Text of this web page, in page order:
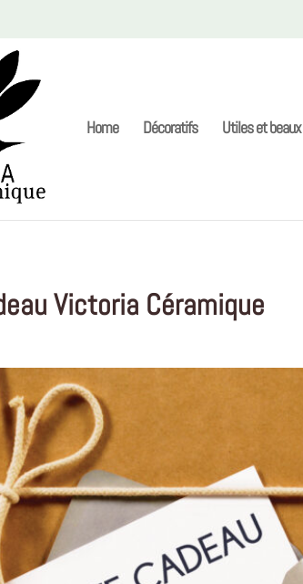
Home Décoratifs Utiles et beaux
Victoria Céramique